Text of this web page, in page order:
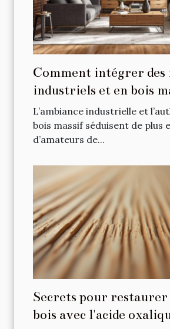
Comment intégrer des
industriels et en bois
votre intérieur ?
L’ambiance industrielle et
bois massif séduisent de plus
d’amateurs de...
Secrets pour
bois avec l'acide